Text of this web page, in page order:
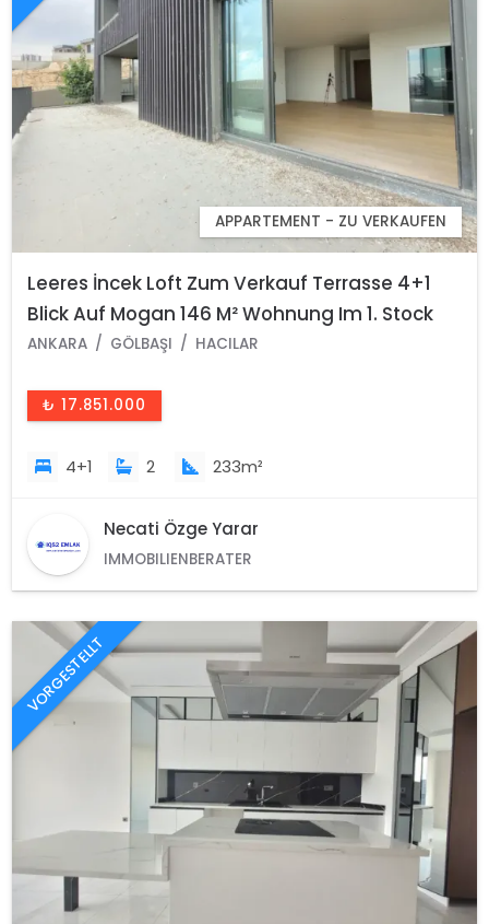
APPARTEMENT - ZU VERKAUFEN
Leeres İncek Loft Zum Verkauf Terrasse 4+1
Blick Auf Mogan 146 M² Wohnung Im 1. Stock
ANKARA GÖLBAŞI HACILAR
₺ 17.851.000
4+1 2 233m²
Necati Özge Yarar
IMMOBILIENBERATER
VORGESTELLT